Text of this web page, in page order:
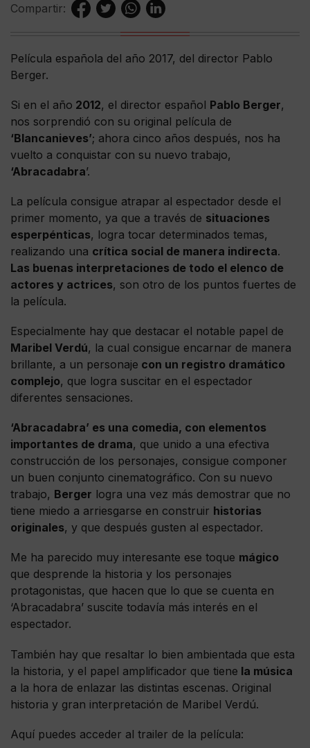
Compartir:
Película española del año 2017, del director Pablo
Berger.
Si en el año 2012, el director español Pablo Berger,
nos sorprendió con su original película de
‘Blancanieves’; ahora cinco años después, nos ha
vuelto a conquistar con su nuevo trabajo,
‘Abracadabra’.
La película consigue atrapar al espectador desde el
primer momento, ya que a través de situaciones
esperpénticas, logra tocar determinados temas,
realizando una crítica social de manera indirecta.
Las buenas interpretaciones de todo el elenco de
actores y actrices, son otro de los puntos fuertes de
la película.
Especialmente hay que destacar el notable papel de
Maribel Verdú, la cual consigue encarnar de manera
brillante, a un personaje con un registro dramático
complejo, que logra suscitar en el espectador
diferentes sensaciones.
‘Abracadabra’ es una comedia, con elementos
importantes de drama, que unido a una efectiva
construcción de los personajes, consigue componer
un buen conjunto cinematográfico. Con su nuevo
trabajo, Berger logra una vez más demostrar que no
tiene miedo a arriesgarse en construir historias
originales, y que después gusten al espectador.
Me ha parecido muy interesante ese toque mágico
que desprende la historia y los personajes
protagonistas, que hacen que lo que se cuenta en
‘Abracadabra’ suscite todavía más interés en el
espectador.
También hay que resaltar lo bien ambientada que esta
la historia, y el papel amplificador que tiene la música
a la hora de enlazar las distintas escenas. Original
historia y gran interpretación de Maribel Verdú.
Aquí puedes acceder al trailer de la película: